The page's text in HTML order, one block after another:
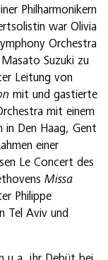
Philharmonikern
war Olivia
Orchestra
Suzuki zu
Leitung von
mit und gastierte
mit einem
in Den Haag, Gent
einer
Le Concert des
Missa
Philippe
Tel Aviv und